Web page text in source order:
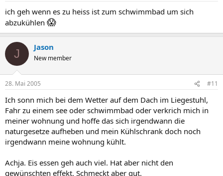
ich geh wenn es zu heiss ist zum schwimmbad um sich
abzukühlen 😱
J Jason
New member
28. Mai 2005 #11
Ich sonn mich bei dem Wetter auf dem Dach im Liegestuhl,
Fahr zu einem see oder schwimmbad oder verkrich mich in
meiner wohnung und hoffe das sich irgendwann die
naturgesetze aufheben und mein Kühlschrank doch noch
irgendwann meine wohnung kühlt.
Achja. Eis essen geh auch viel. Hat aber nicht den
gewünschten effekt. Schmeckt aber gut.